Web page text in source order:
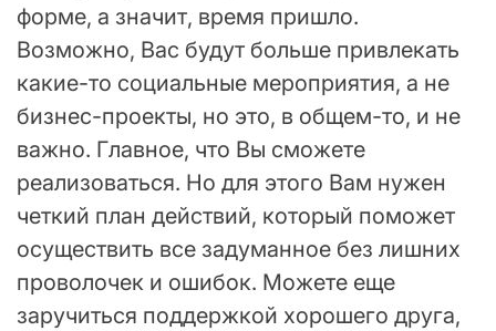
форме, а значит, время пришло.
Возможно, Вас будут больше привлекать
какие-то социальные мероприятия, а не
бизнес-проекты, но это, в общем-то, и не
важно. Главное, что Вы сможете
реализоваться. Но для этого Вам нужен
четкий план действий, который поможет
осуществить все задуманное без лишних
проволочек и ошибок. Можете еще
заручиться поддержкой хорошего друга,